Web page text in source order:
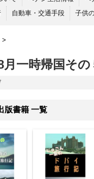
自動車・交通手段 子供
>
月一時帰国その
版書籍 一覧